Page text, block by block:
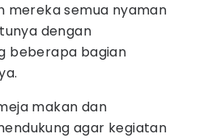
mereka semua nyaman
dengan
beberapa bagian
makan dan
agar kegiatan